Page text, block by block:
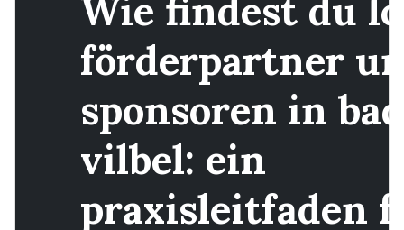
Wie findest du
förderpartner
sponsoren in bad
vilbel: ein
praxisleitfaden